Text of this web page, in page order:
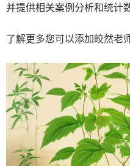
并提供相关案例分析和统计
了解更多您可以添加皎然老